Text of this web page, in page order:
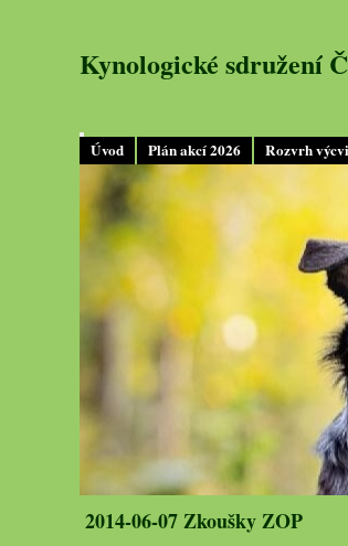
Úvod Plán akcí 2026 Rozvrh
Kynologické sdružení
2014-06-07 Zkoušky ZOP